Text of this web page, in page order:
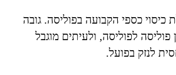
כיסוי כספי הקבועה בפוליסה. גובה
פוליסה לפוליסה, ולעיתים מוגבל
לנזק בפועל.